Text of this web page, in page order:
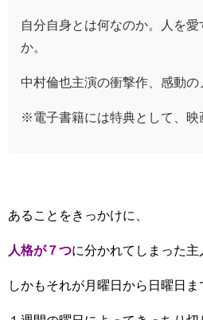
自分自身とは何なのか。人を
か。
中村倫也主演の衝撃作、感動の
※電子書籍には特典として、映
あることをきっかけに、
人格が７つに分かれてしまった主
しかもそれが月曜日から日曜日ま